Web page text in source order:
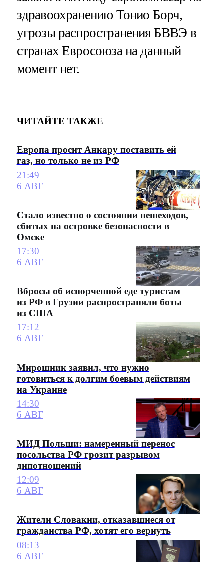
здравоохранению Тонио Борч,
угрозы распространения БВВЭ в
странах Евросоюза на данный
момент нет.
ЧИТАЙТЕ ТАКЖЕ
Европа просит Анкару поставить ей
газ, но только не из РФ
21:49
6 АВГ
Стало известно о состоянии пешеходов,
сбитых на островке безопасности в
Омске
17:30
6 АВГ
Вбросы об испорченной еде туристам
из РФ в Грузии распространяли боты
из США
17:12
6 АВГ
Мирошник заявил, что нужно
готовиться к долгим боевым действиям
на Украине
14:30
6 АВГ
МИД Польши: намеренный перенос
посольства РФ грозит разрывом
дипотношений
12:09
6 АВГ
Жители Словакии, отказавшиеся от
гражданства РФ, хотят его вернуть
08:13
6 АВГ